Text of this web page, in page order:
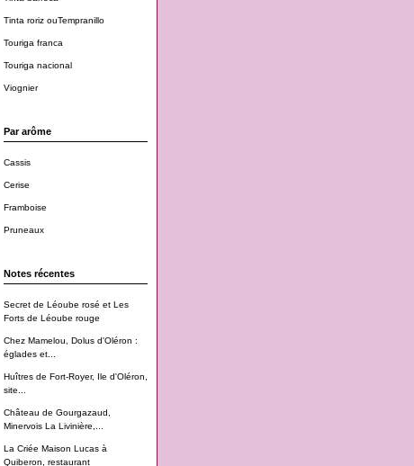
Tinta roriz ouTempranillo
Touriga franca
Touriga nacional
Viognier
Par arôme
Cassis
Cerise
Framboise
Pruneaux
Notes récentes
Secret de Léoube rosé et Les
Forts de Léoube rouge
Chez Mamelou, Dolus d'Oléron :
églades et...
Huîtres de Fort-Royer, Ile d'Oléron,
site...
Château de Gourgazaud,
Minervois La Livinière,...
La Criée Maison Lucas à
Quiberon, restaurant